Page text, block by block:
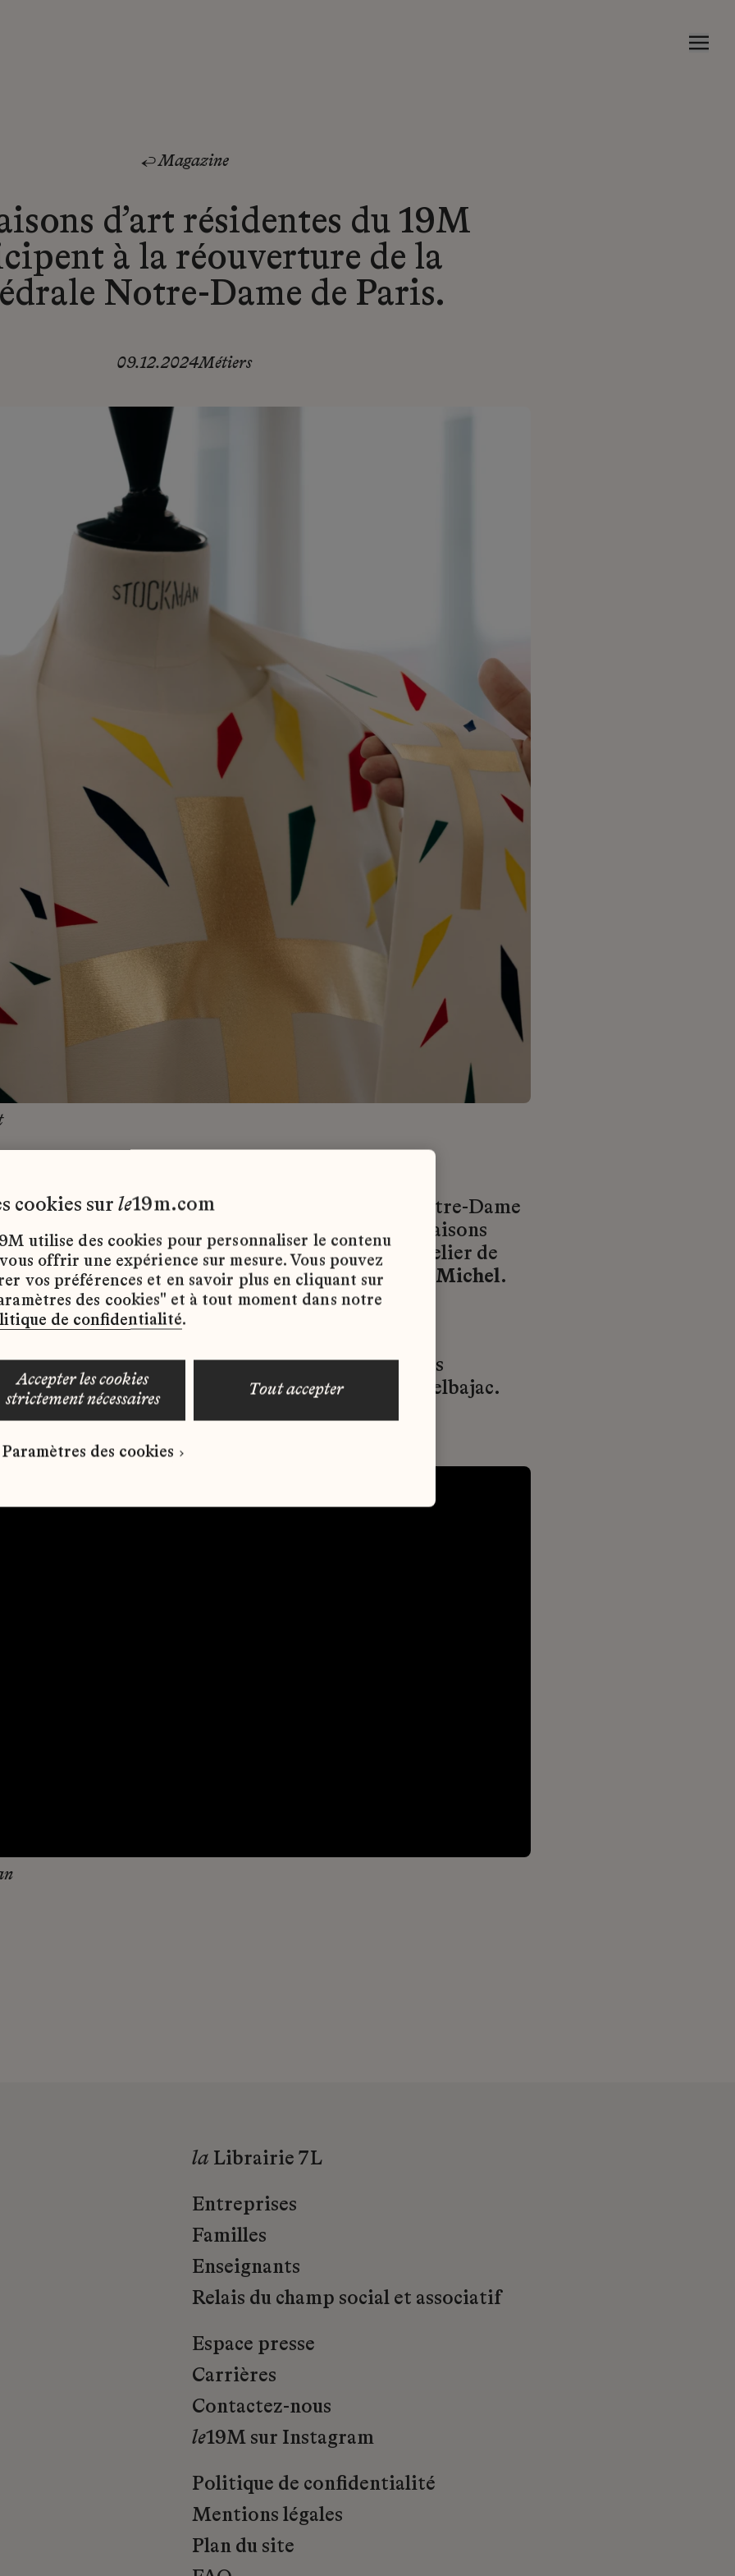
Magazine
d’art résidentes du 19M
à la réouverture de la
Notre-Dame de Paris.
09.12.2024Métiers
ont eu lieu les cérémonies de réouverture de Notre-Dame
qui a mobilisé les artisans de cinq Maisons
19M : le brodeurLesage, l’orfèvreGoossens
, l’atelier de
brodeurAtelier Montexet le chapelier Maison Michel.
mobilisés au service de l’élaboration des
liturgiques, créés par Jean-Charles de Castelbajac.
la Librairie 7L
Entreprises
Familles
Enseignants
Relais du champ social et associatif
Espace presse
Carrières
Contactez-nous
le19M sur Instagram
Politique de confidentialité
Mentions légales
Plan du site
cookies sur le19m.com
utilise des cookies pour personnaliser le contenu
offrir une expérience sur mesure. Vous pouvez
vos préférences et en savoir plus en cliquant sur
des cookies" et à tout moment dans notre
de confidentialité.
accepter les cookies
strictement nécessaires
tout accepter
Paramètres des cookies